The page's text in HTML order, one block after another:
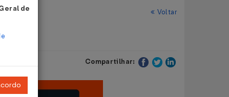
Voltar
Compartilhar:
de